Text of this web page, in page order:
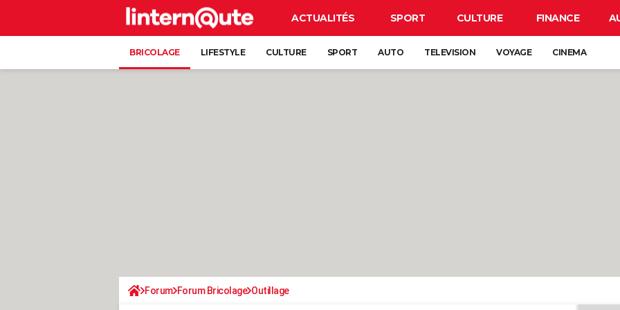
ACTUALITÉS SPORT CULTURE FINANCE
BRICOLAGE LIFESTYLE CULTURE SPORT AUTO TELEVISION VOYAGE CINEMA
Forum Forum Bricolage Outillage